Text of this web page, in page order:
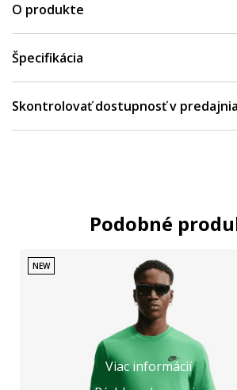
O produkte
Špecifikácia
Skontrolovať dostupnosť v
Podobné
Viac informácií
NEW